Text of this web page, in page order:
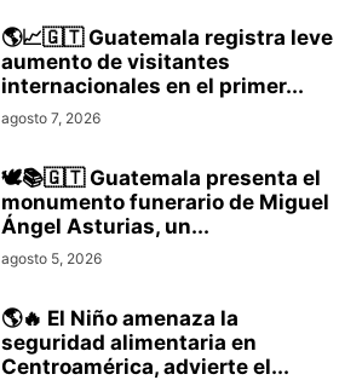
🌎📈🇬🇹 Guatemala registra leve
aumento de visitantes
internacionales en el primer...
agosto 7, 2026
🕊️📚🇬🇹 Guatemala presenta el
monumento funerario de Miguel
Ángel Asturias, un...
agosto 5, 2026
🌎🔥 El Niño amenaza la
seguridad alimentaria en
Centroamérica, advierte el...